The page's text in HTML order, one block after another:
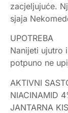
zacjeljujuće.
sjaja
UPOTREBA
Nanijeti ujutro
potpuno ne
AKTIVNI
NIACINAMID
JANTARNA